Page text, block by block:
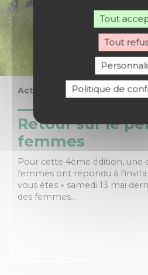
Actualités
Retour sur le
femmes
Pour cette 4ème édition, une
femmes ont répondu à
vous êtes » samedi 13 mai
des femmes.…
Tout
Tout
Politique de